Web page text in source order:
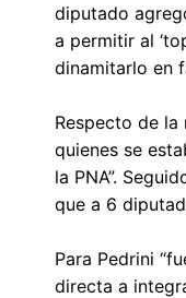
diputado
a permitir al
dinamitarlo en
Respecto de
quienes se
la PNA”.
que a 6
Para Pedrini
directa a